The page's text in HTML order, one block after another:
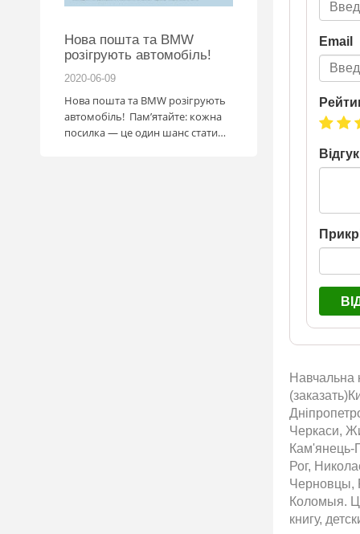
Нова пошта та BMW
розігрують автомобіль!
2020-06-09
Нова пошта та BMW розігрують
автомобіль! Пам’ятайте: кожна
посилка — це один шанс стати
Підготовка до
Готуйтеся до НМТ
посібниками
Email
Відгук
Навчальна
Черкаси,
Кам'янець-
Рог,
Черновцы,
Коломыя.
книгу,